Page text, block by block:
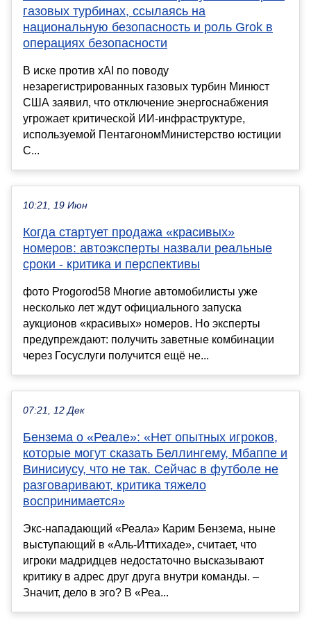
газовых турбинах, ссылаясь на
национальную безопасность и роль Grok в
операциях безопасности
В иске против xAI по поводу
незарегистрированных газовых турбин Минюст
США заявил, что отключение энергоснабжения
угрожает критической ИИ-инфраструктуре,
используемой ПентагономМинистерство юстиции
С...
10:21, 19 Июн
Когда стартует продажа «красивых»
номеров: автоэксперты назвали реальные
сроки - критика и перспективы
фото Progorod58 Многие автомобилисты уже
несколько лет ждут официального запуска
аукционов «красивых» номеров. Но эксперты
предупреждают: получить заветные комбинации
через Госуслуги получится ещё не...
07:21, 12 Дек
Бензема о «Реале»: «Нет опытных игроков,
которые могут сказать Беллингему, Мбаппе и
Винисиусу, что не так. Сейчас в футболе не
разговаривают, критика тяжело
воспринимается»
Экс-нападающий «Реала» Карим Бензема, ныне
выступающий в «Аль-Иттихаде», считает, что
игроки мадридцев недостаточно высказывают
критику в адрес друг друга внутри команды. –
Значит, дело в эго? В «Реа...